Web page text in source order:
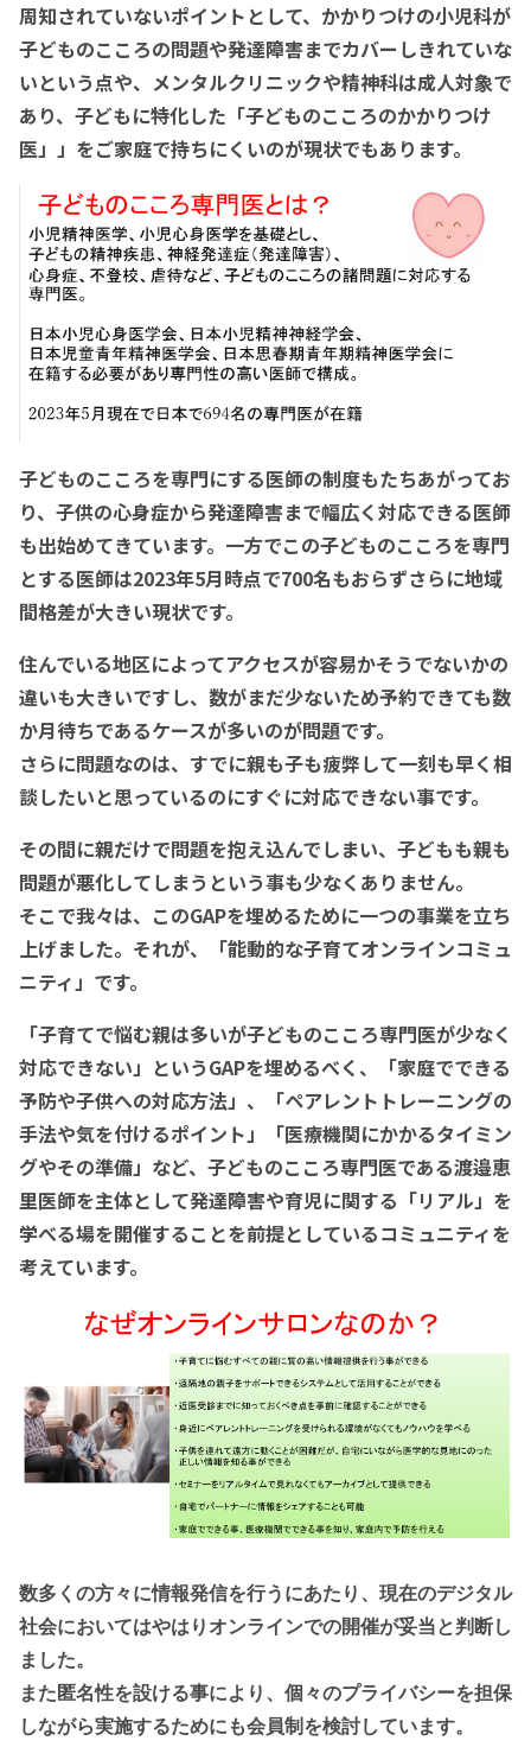
周知されていないポイントとして、かかりつけの小児科が
子どものこころの問題や発達障害までカバーしきれていな
いという点や、メンタルクリニックや精神科は成人対象で
あり、子どもに特化した「子どものこころのかかりつけ
医」」をご家庭で持ちにくいのが現状でもあります。
子どものこころを専門にする医師の制度もたちあがってお
り、子供の心身症から発達障害まで幅広く対応できる医師
も出始めてきています。一方でこの子どものこころを専門
とする医師は2023年5月時点で700名もおらずさらに地域
間格差が大きい現状です。
住んでいる地区によってアクセスが容易かそうでないかの
違いも大きいですし、数がまだ少ないため予約できても数
か月待ちであるケースが多いのが問題です。
さらに問題なのは、すでに親も子も疲弊して一刻も早く相
談したいと思っているのにすぐに対応できない事です。
その間に親だけで問題を抱え込んでしまい、子どもも親も
問題が悪化してしまうという事も少なくありません。
そこで我々は、このGAPを埋めるために一つの事業を立ち
上げました。それが、
「能動的な子育てオンラインコミュ
ニティ」 です。
「子育てで悩む親は多いが子どものこころ専門医が少なく
対応できない」というGAPを埋めるべく、「家庭でできる
予防や子供への対応方法」、「ペアレントトレーニングの
手法や気を付けるポイント」「医療機関にかかるタイミン
グやその準備」など、子どものこころ専門医である渡邉恵
里医師を主体として発達障害や育児に関する「リアル」を
学べる場を開催することを前提としているコミュニティを
考えています。
数多くの方々に情報発信を行うにあたり、現在のデジタル
社会においてはやはりオンラインでの開催が妥当と判断し
ました。
また匿名性を設ける事により、個々のプライバシーを担保
しながら実施するためにも会員制を検討しています。